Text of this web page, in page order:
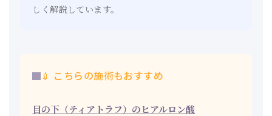
しく解説しています。
💉 こちらの施術もおすすめ
目の下（ティアトラフ）のヒアルロン酸